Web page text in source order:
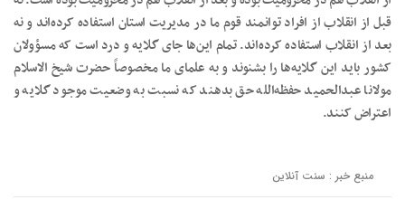
قبل از انقلاب از افراد توانمند قوم ما در مدیریت استان استفاده کرده‌اند و نه
بعد از انقلاب استفاده کرده‌اند. تمام این‌ها جای گلایه و درد است که مسؤولان
کشور باید این گلایه‌ها را بشنوند و به علمای ما مخصوصاً حضرت شیخ الاسلام
مولانا عبدالحمید حفظه‌الله حق بدهند که نسبت به وضعیت موجود گلایه و
اعتراض کنند.
منبع خبر : سنت آنلاین